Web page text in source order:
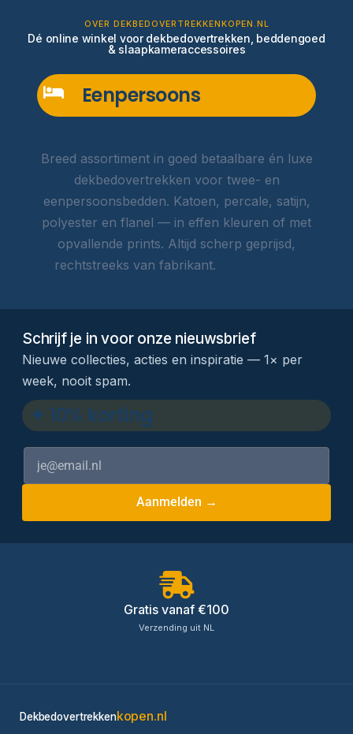
OVER DEKBEDOVERTREKKENKOPEN.NL
Dé online winkel voor dekbedovertrekken, beddengoed
& slaapkameraccessoires
Eenpersoons
Breed assortiment in goed betaalbare én luxe
dekbedovertrekken voor twee- en
eenpersoonsbedden. Katoen, percale, satijn,
polyester en flanel — in effen kleuren of met
opvallende prints. Altijd scherp geprijsd,
rechtstreeks van fabrikant.
Schrijf je in voor onze nieuwsbrief
Nieuwe collecties, acties en inspiratie — 1× per
week, nooit spam.
✦ 10% korting
Aanmelden →
Gratis vanaf €100
Verzending uit NL
Dekbedovertrekkenkopen.nl